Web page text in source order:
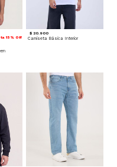
15% Off
$ 20.900
Camiseta Básica Interior